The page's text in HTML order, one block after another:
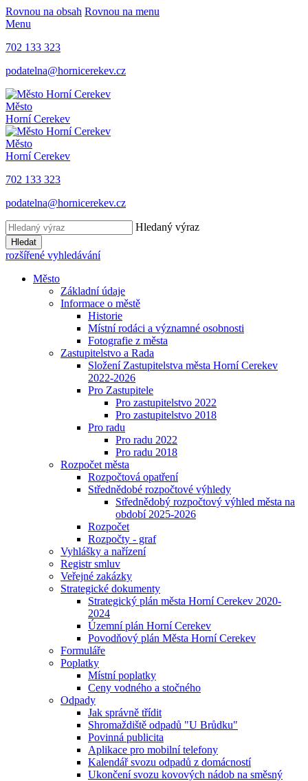
Rovnou na obsah Rovnou na menu
Menu
702 133 323
podatelna@hornicerekev.cz
Město
Horní Cerekev
Město
Horní Cerekev
702 133 323
podatelna@hornicerekev.cz
Hledaný výraz
Hledat
rozšířené vyhledávání
Město
Základní údaje
Informace o městě
Historie
Místní rodáci a významné osobnosti
Fotografie z města
Zastupitelstvo a Rada
Složení Zastupitelstva města Horní Cerekev
2022-2026
Pro Zastupitele
Pro zastupitelstvo 2022
Pro zastupitelstvo 2018
Pro radu
Pro radu 2022
Pro radu 2018
Rozpočet města
Rozpočtová opatření
Střednědobé rozpočtové výhledy
Střednědobý rozpočtový výhled města na
období 2025-2026
Rozpočet
Rozpočty - graf
Vyhlášky a nařízení
Registr smluv
Veřejné zakázky
Strategické dokumenty
Strategický plán města Horní Cerekev 2020-
2024
Územní plán Horní Cerekev
Povodňový plán Města Horní Cerekev
Formuláře
Poplatky
Místní poplatky
Ceny vodného a stočného
Odpady
Jak správně třídit
Shromaždiště odpadů "U Brůdku"
Povinná publicita
Aplikace pro mobilní telefony
Kalendář svozu odpadů z domácností
Ukončení svozu kovových nádob na směsný